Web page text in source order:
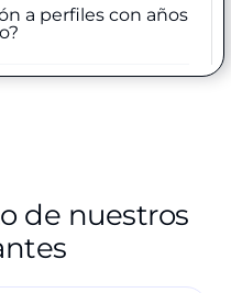
a perfiles con años
de nuestros